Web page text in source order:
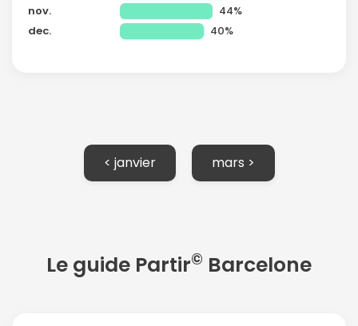
nov.
44%
dec.
40%
< janvier mars >
Le guide Partir© Barcelone